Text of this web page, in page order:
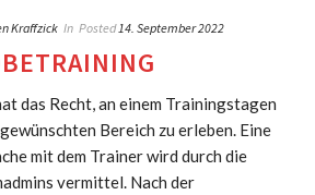
Kraffzick In Posted 14. September 2022
das Recht, an einem Trainingstagen
Bereich zu erleben. Eine
mit dem Trainer wird durch die
vermittel. Nach der